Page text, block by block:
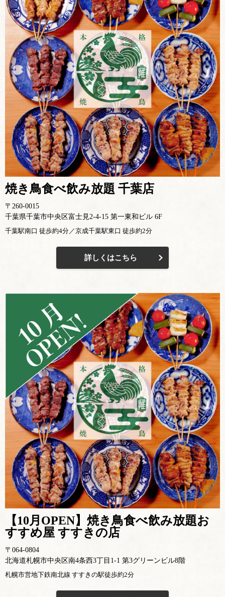
焼き鳥食べ飲み放題 千葉店
〒260-0015
千葉県千葉市中央区富士見2-4-15 第一東和ビル 6F
千葉駅南口 徒歩約4分／京成千葉駅東口 徒歩約2分
詳しくはこちら
【10月OPEN】焼き鳥食べ飲み放題お
すすめ屋 すすきの店
〒064-0804
北海道札幌市中央区南4条西3丁目1-1 第3グリーンビル8階
札幌市営地下鉄南北線 すすきの駅徒歩約2分